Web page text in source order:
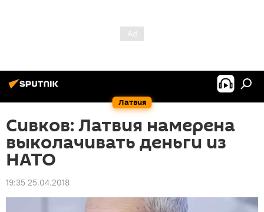
Латвия
Сивков: Латвия намерена
выколачивать деньги из
НАТО
19:35 25.04.2018